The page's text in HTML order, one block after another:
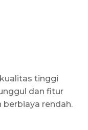
tinggi
dan fitur
rendah.